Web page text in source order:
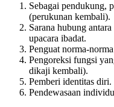
Sebagai pendukung,
(perukunan kembali).
Sarana hubung
upacara ibadat.
Penguat norma-
Pengoreksi fungsi
dikaji kembali).
Pemberi identitas diri.
Pendewasaan